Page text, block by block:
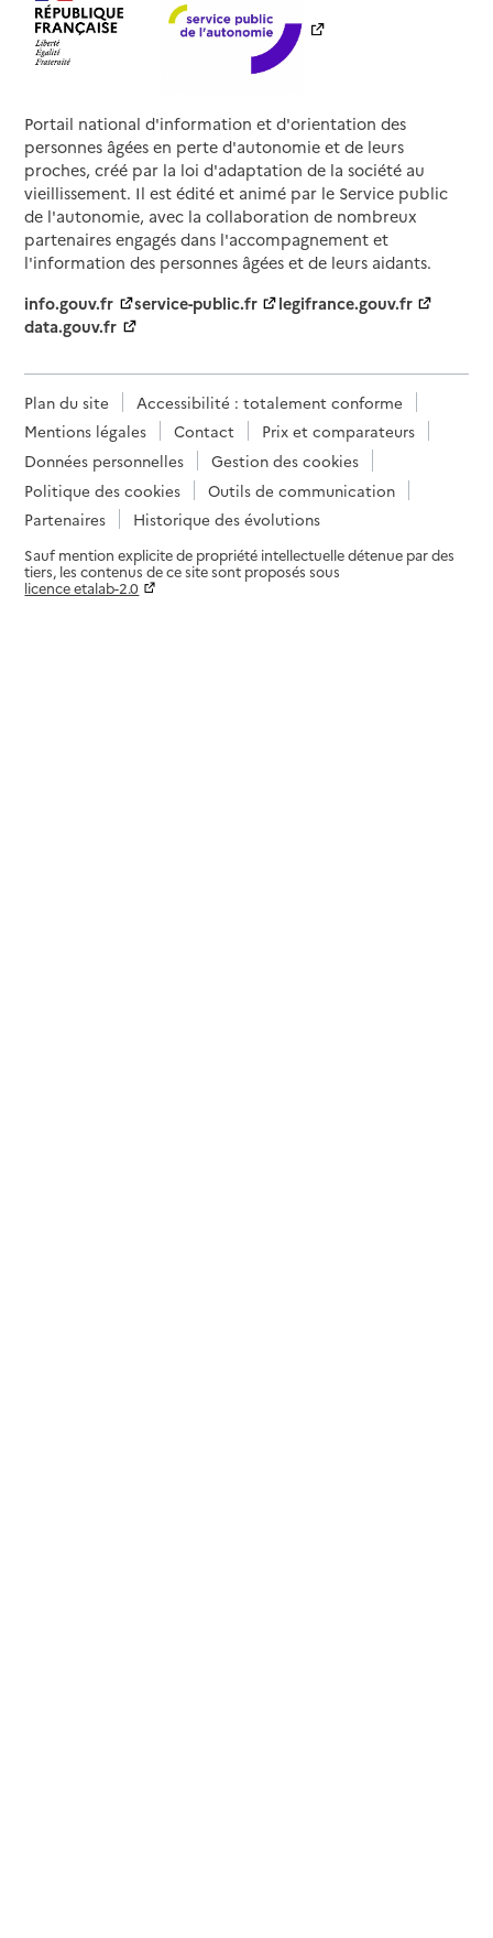
Portail national d'information et d'orientation des
personnes âgées en perte d'autonomie et de leurs
proches, créé par la loi d'adaptation de la société au
vieillissement. Il est édité et animé par le Service public
de l'autonomie, avec la collaboration de nombreux
partenaires engagés dans l'accompagnement et
l'information des personnes âgées et de leurs aidants.
info.gouv.fr
service-public.fr
legifrance.gouv.fr
data.gouv.fr
Plan du site
Accessibilité : totalement conforme
Mentions légales
Contact
Prix et comparateurs
Données personnelles
Gestion des cookies
Politique des cookies
Outils de communication
Partenaires
Historique des évolutions
Sauf mention explicite de propriété intellectuelle détenue par des
tiers, les contenus de ce site sont proposés sous
licence etalab-2.0